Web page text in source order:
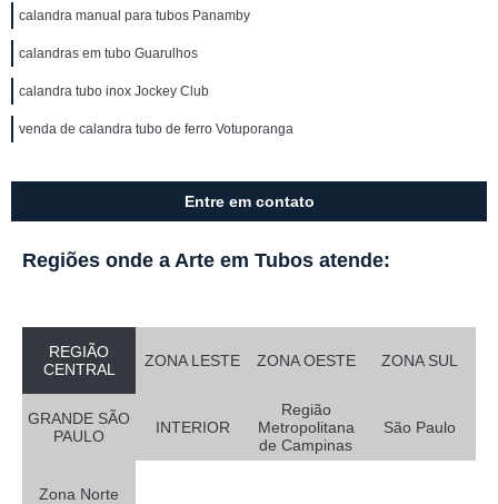
calandra manual para tubos Panamby
calandras em tubo Guarulhos
calandra tubo inox Jockey Club
venda de calandra tubo de ferro Votuporanga
Entre em contato
Regiões onde a Arte em Tubos atende:
REGIÃO
CENTRAL
ZONA LESTE ZONA OESTE ZONA SUL
GRANDE SÃO
PAULO
INTERIOR
Região
Metropolitana
de Campinas
São Paulo
Zona Norte